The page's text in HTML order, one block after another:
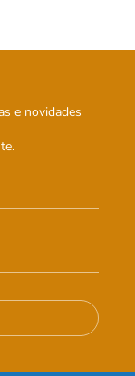
e novidades